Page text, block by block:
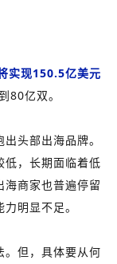
实现150.5亿美元
80亿双。
头部出海品牌。
低，长期面临着低
商家也普遍停留
明显不足。
。但，具体要从何